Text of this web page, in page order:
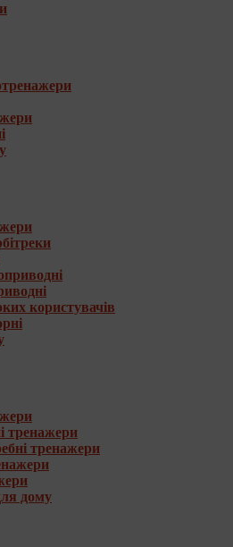
користувачів
тренажери
тренажери
дому